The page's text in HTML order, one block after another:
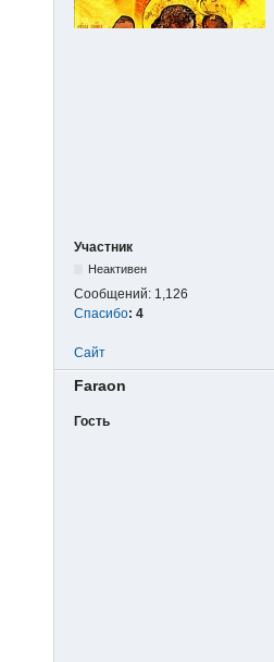
Участник
Неактивен
Сообщений: 1,126
Спасибо: 4
Сайт
Faraon
Гость